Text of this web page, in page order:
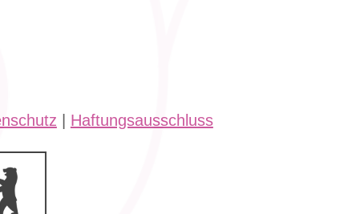
Haftungsausschluss